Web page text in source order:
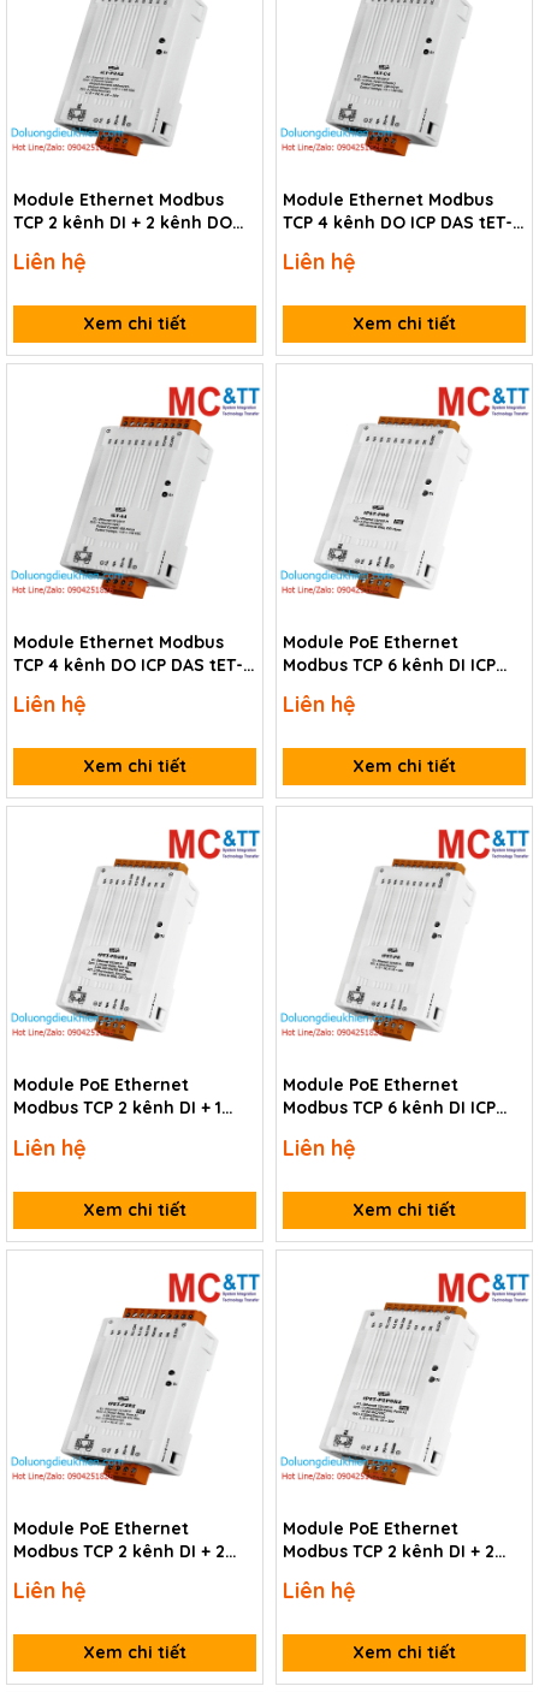
Module Ethernet Modbus
TCP 2 kênh DI + 2 kênh DO
Liên hệ
Xem chi tiết
Module Ethernet Modbus
TCP 4 kênh DO ICP DAS tET-
Liên hệ
Xem chi tiết
Module Ethernet Modbus
TCP 4 kênh DO ICP DAS tET-
Liên hệ
Xem chi tiết
Module PoE Ethernet
Modbus TCP 6 kênh DI ICP
Liên hệ
Xem chi tiết
Module PoE Ethernet
Modbus TCP 2 kênh DI + 1
tPET-PD2R1 CR
Liên hệ
Xem chi tiết
Module PoE Ethernet
Modbus TCP 6 kênh DI ICP
Liên hệ
Xem chi tiết
Module PoE Ethernet
Modbus TCP 2 kênh DI + 2
tPET-P2R2 CR
Liên hệ
Xem chi tiết
Module PoE Ethernet
Modbus TCP 2 kênh DI + 2
DAS tPET-P2POR2 CR
Liên hệ
Xem chi tiết